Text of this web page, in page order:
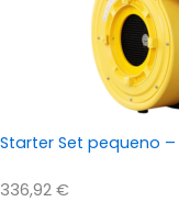
Starter Set pequeno –
336,92 €